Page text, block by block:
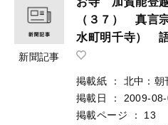
新聞記事
（３７） 真言
水町明千寺）
掲載紙 ：
北中：朝
掲載日
：
2009-
掲載ページ
：
13